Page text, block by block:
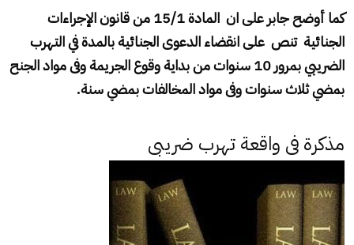
كما أوضح جابر على ان المادة 15/1 من قانون الإجراءات
الجنائية تنص على انقضاء الدعوى الجنائيةبالمدة في التهرب
الضريبي
بمرور 10 سنوات من بداية وقوع الجريمة وفى مواد الجنح
بمضي ثلاث سنوات وفى مواد المخالفات بمضي سنة.
مذكرة فى واقعة تهرب ضريبى